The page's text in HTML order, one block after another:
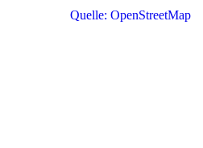
Quelle: OpenStreetMap